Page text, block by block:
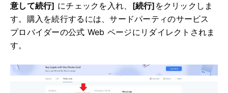
意して続行] にチェックを入れ、 [続行] をクリックしま
す。 購入を続行するには、サードパーティのサービス
プロバイダーの公式 Web ページにリダイレクトされま
す。